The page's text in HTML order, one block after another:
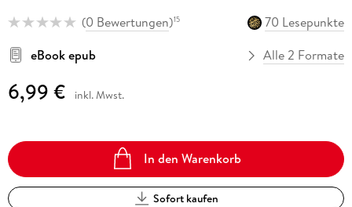
(0 Bewertungen)15
70 Lesepunkte
eBook epub
Alle 2 Formate
6,99 € inkl. Mwst.
In den Warenkorb
Sofort kaufen